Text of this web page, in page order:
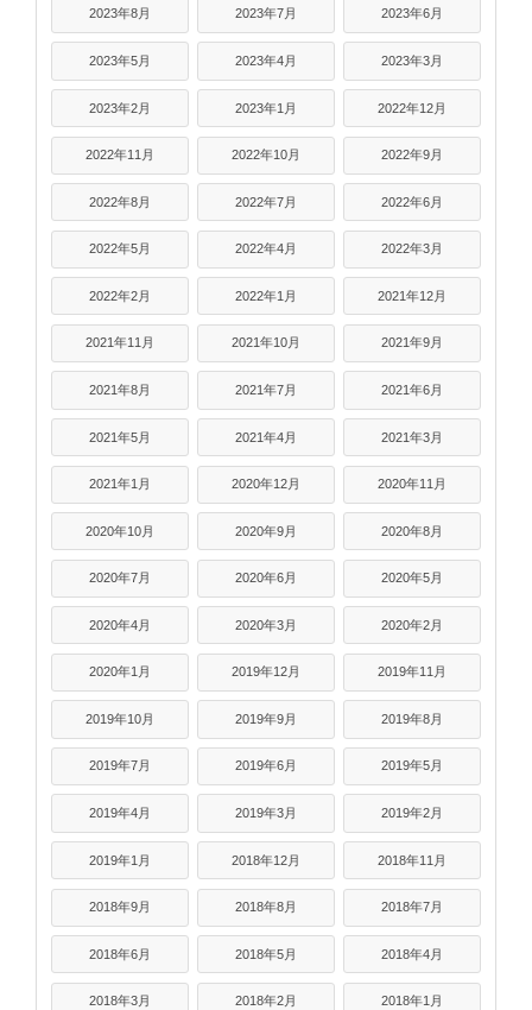
2023年8月 2023年7月 2023年6月
2023年5月 2023年4月 2023年3月
2023年2月 2023年1月 2022年12月
2022年11月 2022年10月 2022年9月
2022年8月 2022年7月 2022年6月
2022年5月 2022年4月 2022年3月
2022年2月 2022年1月 2021年12月
2021年11月 2021年10月 2021年9月
2021年8月 2021年7月 2021年6月
2021年5月 2021年4月 2021年3月
2021年1月 2020年12月 2020年11月
2020年10月 2020年9月 2020年8月
2020年7月 2020年6月 2020年5月
2020年4月 2020年3月 2020年2月
2020年1月 2019年12月 2019年11月
2019年10月 2019年9月 2019年8月
2019年7月 2019年6月 2019年5月
2019年4月 2019年3月 2019年2月
2019年1月 2018年12月 2018年11月
2018年9月 2018年8月 2018年7月
2018年6月 2018年5月 2018年4月
2018年3月 2018年2月 2018年1月